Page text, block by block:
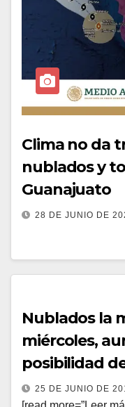
Clima no da
nublados y
Guanajuato
28 DE JUNIO DE
Nublados la
miércoles,
posibilidad
25 DE JUNIO DE